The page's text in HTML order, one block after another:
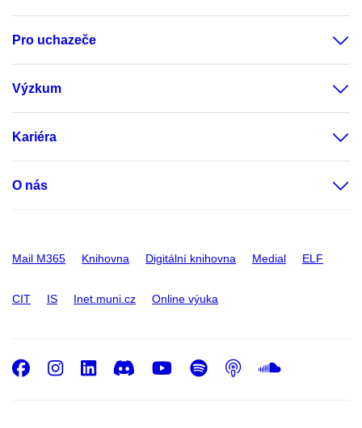
Pro uchazeče
Výzkum
Kariéra
O nás
Mail M365 Knihovna Digitální knihovna Medial ELF
CIT IS Inet.muni.cz Online výuka
Facebook
Instagram
LinkedIn
DiscordYoutube
Spotify
Podcast